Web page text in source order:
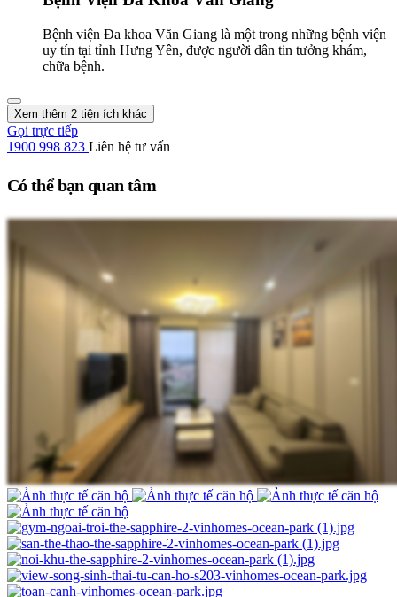
Bệnh viện Đa khoa Văn Giang là một trong những bệnh viện
uy tín tại tỉnh Hưng Yên, được người dân tin tưởng khám,
chữa bệnh.
Xem thêm 2 tiện ích khác
Gọi trực tiếp
1900 998 823 Liên hệ tư vấn
Có thể bạn quan tâm